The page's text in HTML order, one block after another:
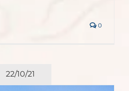
0
22/10/21